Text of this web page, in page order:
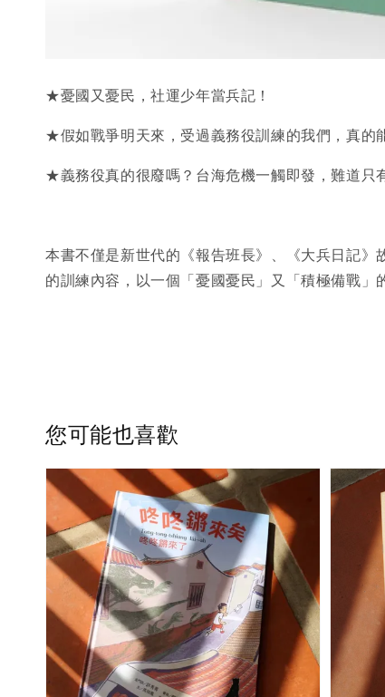
★憂國又憂民，社運少年當兵記！
★假如戰爭明天來，受過義務役訓練的我們，真的
★義務役真的很廢嗎？台海危機一觸即發，難道只
本書不僅是新世代的《報告班長》、《大兵日記
的訓練內容，以一個「憂國憂民」又「積極備戰」
您可能也喜歡